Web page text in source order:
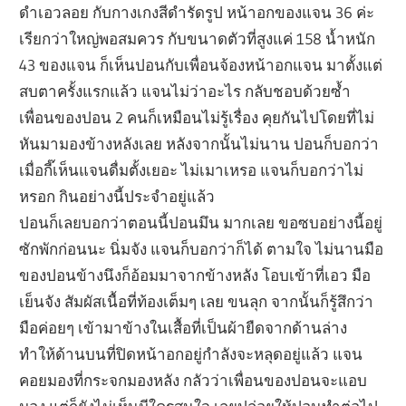
ดำเอวลอย กับกางเกงสีดำรัดรูป หน้าอกของแจน 36 ค่ะ
เรียกว่าใหญ่พอสมควร กับขนาดตัวที่สูงแค่ 158 น้ำหนัก
43 ของแจน ก็เห็นปอนกับเพื่อนจ้องหน้าอกแจน มาตั้งแต่
สบตาครั้งแรกแล้ว แจนไม่ว่าอะไร กลับชอบด้วยซ้ำ
เพื่อนของปอน 2 คนก็เหมือนไม่รู้เรื่อง คุยกันไปโดยที่ไม่
หันมามองข้างหลังเลย หลังจากนั้นไม่นาน ปอนก็บอกว่า
เมื่อกี๊เห็นแจนดื่มตั้งเยอะ ไม่เมาเหรอ แจนก็บอกว่าไม่
หรอก กินอย่างนี้ประจำอยู่แล้ว
ปอนก็เลยบอกว่าตอนนี้ปอนมึน มากเลย ขอซบอย่างนี้อยู่
ซักพักก่อนนะ นิ่มจัง แจนก็บอกว่าก็ได้ ตามใจ ไม่นานมือ
ของปอนข้างนึงก็อ้อมมาจากข้างหลัง โอบเข้าที่เอว มือ
เย็นจัง สัมผัสเนื้อที่ท้องเต็มๆ เลย ขนลุก จากนั้นก็รู้สึกว่า
มือค่อยๆ เข้ามาข้างในเสื้อที่เป็นผ้ายืดจากด้านล่าง
ทำให้ด้านบนที่ปิดหน้าอกอยู่กำลังจะหลุดอยู่แล้ว แจน
คอยมองที่กระจกมองหลัง กลัวว่าเพื่อนของปอนจะแอบ